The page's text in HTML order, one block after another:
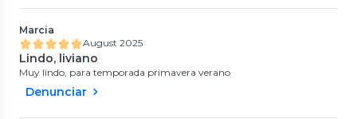
Marcia
August 2025
Lindo, liviano
Muy lindo, para temporada primavera verano
Denunciar